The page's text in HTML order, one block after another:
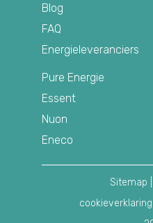
Blog
FAQ
Energieleveranciers
Pure Energie
Essent
Nuon
Eneco
Sitemap
cookieverklaring